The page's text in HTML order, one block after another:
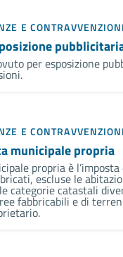
E CONTRAVVENZIONI
per esposizione
E CONTRAVVENZIONI
municipale propria
propria è
escluse le
categorie catastali
fabbricabili e di